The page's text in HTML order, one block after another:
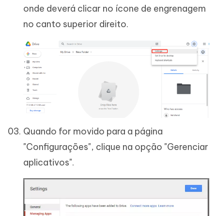
onde deverá clicar no ícone de engrenagem
no canto superior direito.
Quando for movido para a página
"Configurações", clique na opção "Gerenciar
aplicativos".